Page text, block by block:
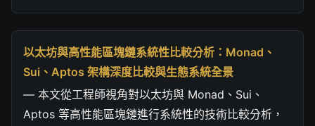
以太坊與高性能區塊鏈系統性比較分析：Monad、
Sui、Aptos 架構深度比較與生態系統全景
— 本文從工程師視角對以太坊與 Monad、Sui、
Aptos 等高性能區塊鏈進行系統性的技術比較分析，